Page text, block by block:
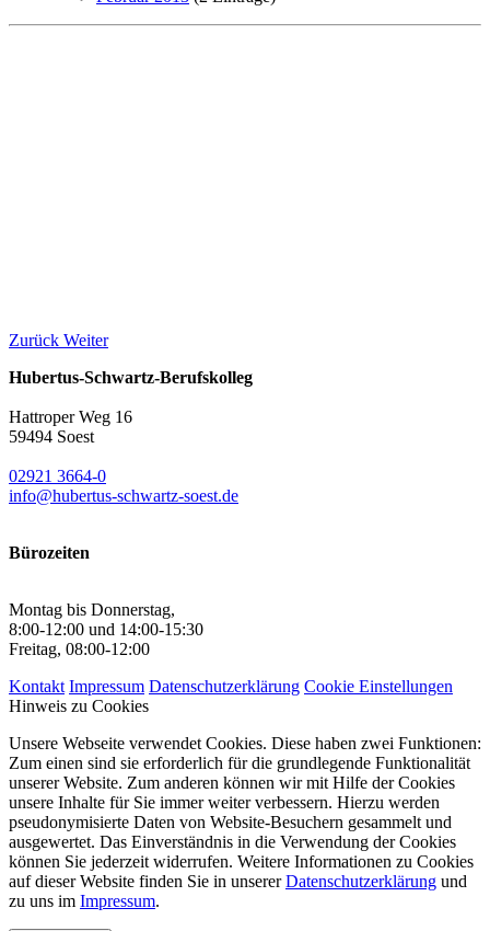
Zurück Weiter
Hubertus-Schwartz-Berufskolleg
Hattroper Weg 16
59494 Soest
02921 3664-0
info@hubertus-schwartz-soest.de
Bürozeiten
Montag bis Donnerstag,
8:00-12:00 und 14:00-15:30
Freitag, 08:00-12:00
Kontakt Impressum Datenschutzerklärung Cookie Einstellungen
Hinweis zu Cookies
Unsere Webseite verwendet Cookies. Diese haben zwei Funktionen:
Zum einen sind sie erforderlich für die grundlegende Funktionalität
unserer Website. Zum anderen können wir mit Hilfe der Cookies
unsere Inhalte für Sie immer weiter verbessern. Hierzu werden
pseudonymisierte Daten von Website-Besuchern gesammelt und
ausgewertet. Das Einverständnis in die Verwendung der Cookies
können Sie jederzeit widerrufen. Weitere Informationen zu Cookies
auf dieser Website finden Sie in unsererDatenschutzerklärung und
zu uns im Impressum.